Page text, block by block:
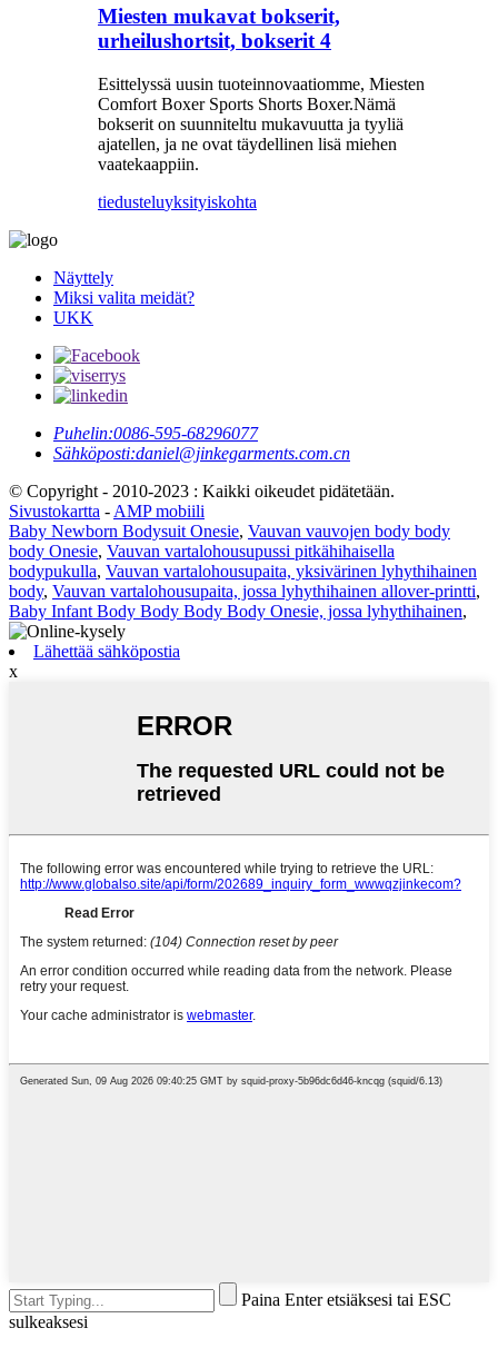
Miesten mukavat bokserit,
urheilushortsit, bokserit 4
Esittelyssä uusin tuoteinnovaatiomme, Miesten
Comfort Boxer Sports Shorts Boxer.Nämä
bokserit on suunniteltu mukavuutta ja tyyliä
ajatellen, ja ne ovat täydellinen lisä miehen
vaatekaappiin.
tiedusteluyksityiskohta
Näyttely
Miksi valita meidät?
UKK
Puhelin:0086-595-68296077
Sähköposti:daniel@jinkegarments.com.cn
© Copyright - 2010-2023 : Kaikki oikeudet pidätetään.
Sivustokartta - AMP mobiili
Baby Newborn Bodysuit Onesie, Vauvan vauvojen body body
body Onesie, Vauvan vartalohousupussi pitkähihaisella
bodypukulla, Vauvan vartalohousupaita, yksivärinen lyhythihainen
body, Vauvan vartalohousupaita, jossa lyhythihainen allover-printti,
Baby Infant Body Body Body Body Onesie, jossa lyhythihainen,
Lähettää sähköpostia
x
Paina Enter etsiäksesi tai ESC
sulkeaksesi